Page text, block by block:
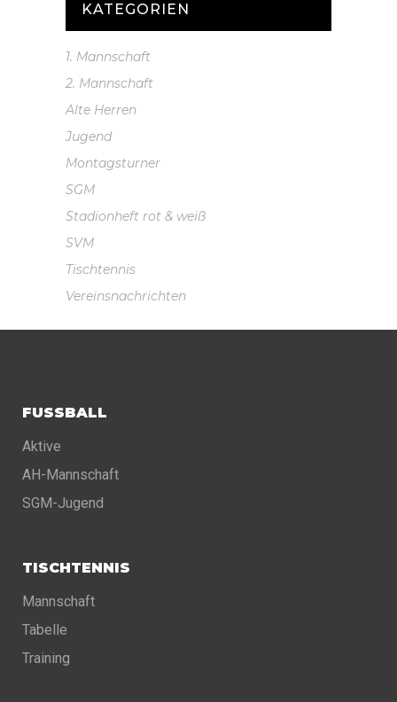
KATEGORIEN
1. Mannschaft
2. Mannschaft
Alte Herren
Jugend
Montagsturner
SGM
Stadionheft rot & weiß
SVM
Tischtennis
Vereinsnachrichten
FUSSBALL
Aktive
AH-Mannschaft
SGM-Jugend
TISCHTENNIS
Mannschaft
Tabelle
Training